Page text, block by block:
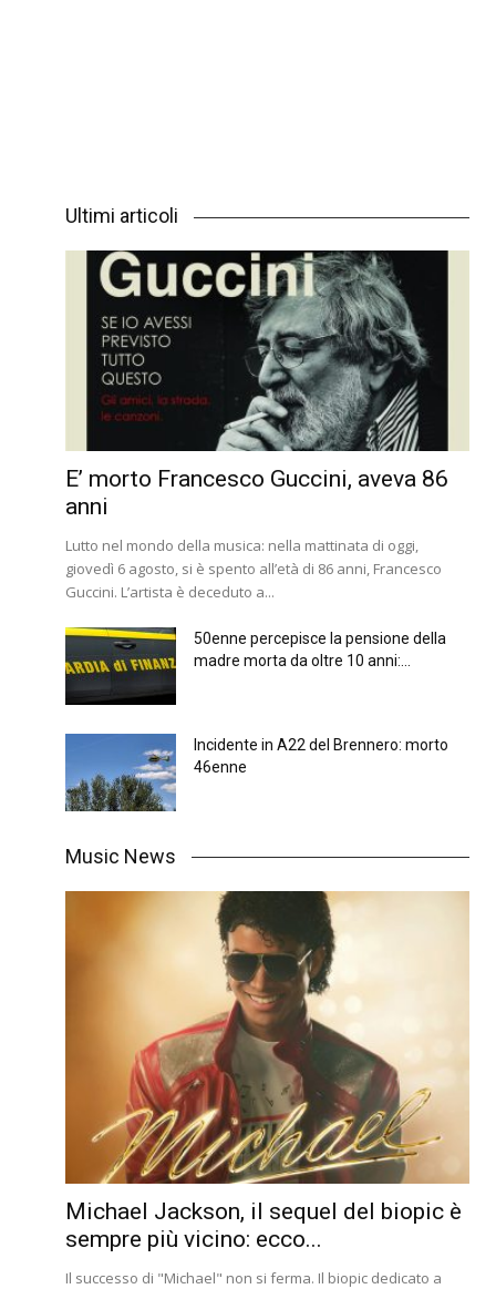
Ultimi articoli
E’ morto Francesco Guccini, aveva 86
anni
Lutto nel mondo della musica: nella mattinata di oggi,
giovedì 6 agosto, si è spento all’età di 86 anni, Francesco
Guccini. L’artista è deceduto a...
50enne percepisce la pensione della
madre morta da oltre 10 anni:...
Incidente in A22 del Brennero: morto
46enne
Music News
Michael Jackson, il sequel del biopic è
sempre più vicino: ecco...
Il successo di "Michael" non si ferma. Il biopic dedicato a